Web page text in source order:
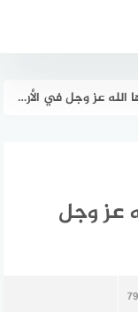
في الأرض؟ وما فوائدها؟
عز وجل
79